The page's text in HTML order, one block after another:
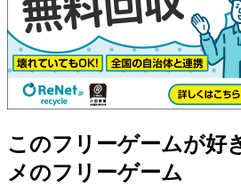
このフリーゲームが好
メのフリーゲーム